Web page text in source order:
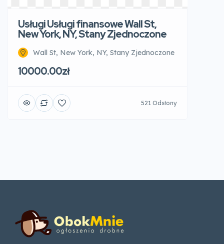
Usługi Usługi finansowe Wall St,
New York, NY, Stany Zjednoczone
Wall St, New York, NY, Stany Zjednoczone
10000.00zł
521 Odsłony